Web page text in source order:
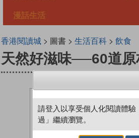
漫話生活
香港閱讀城> 圖書 > 生活百科> 飲食
天然好滋味──60道原
請登入以享受個人化閱讀體驗
過」繼續瀏覽。